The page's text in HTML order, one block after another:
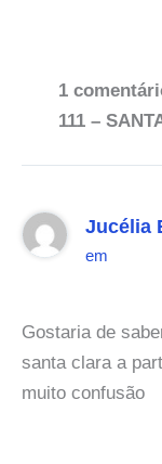
1
111 –
Jucélia
em
Gostaria de
santa clara a
muito confusão